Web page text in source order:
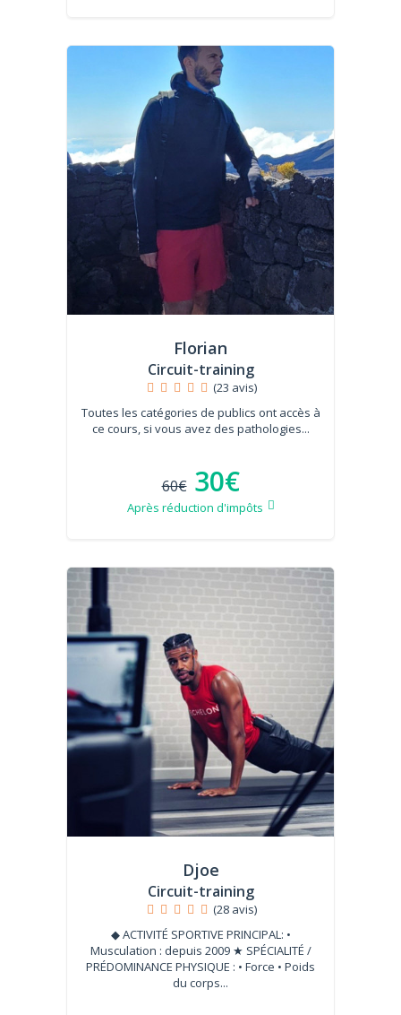
Florian
Circuit-training
(23 avis)
Toutes les catégories de publics ont accès à
ce cours, si vous avez des pathologies...
60€ 30€
Après réduction d'impôts
Djoe
Circuit-training
(28 avis)
◆ ACTIVITÉ SPORTIVE PRINCIPAL: •
Musculation : depuis 2009 ★ SPÉCIALITÉ /
PRÉDOMINANCE PHYSIQUE : • Force • Poids
du corps...